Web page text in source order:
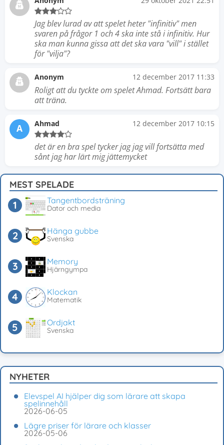
Jag blev lurad av att spelet heter "infinitiv" men
svaren på frågor 1 och 4 ska inte stå i infinitiv. Hur
ska man kunna gissa att det ska vara "vill" i stället
för "vilja"?
Anonym 12 december 2017 11:33
Roligt att du tyckte om spelet Ahmad. Fortsätt bara
att träna.
A Ahmad 12 december 2017 10:15
det är en bra spel tycker jag jag vill fortsätta med
sånt jag har lärt mig jättemycket
MEST SPELADE
Tangentbordsträning
Dator och media
Hänga gubbe
Svenska
Memory
Hjärngympa
Klockan
Matematik
Ordjakt
Svenska
NYHETER
Elevspel AI hjälper dig som lärare att skapa
spelinnehåll
2026-06-05
Lägre priser för lärare och klasser
2026-05-06